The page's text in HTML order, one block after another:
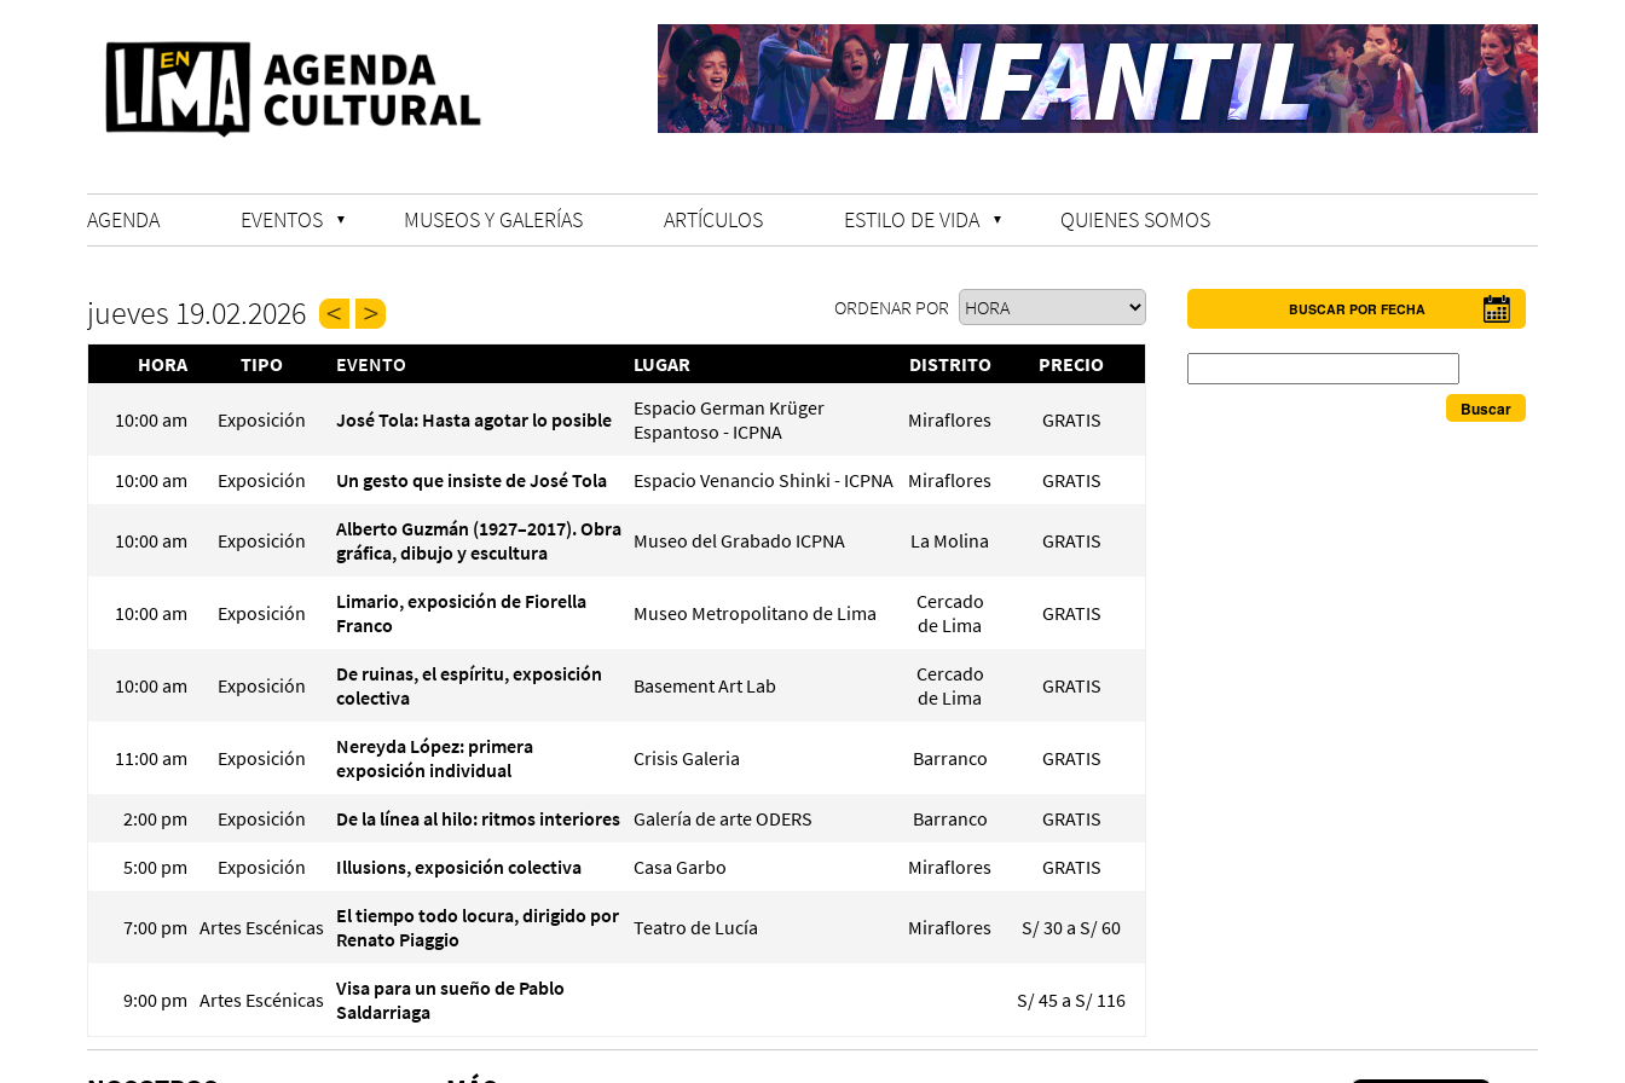
AGENDA EVENTOS MUSEOS Y GALERÍAS ARTÍCULOS ESTILO DE VIDA QUIENES SOMOS
jueves 19.02.2026 ORDENAR POR
HORA TIPO EVENTO LUGAR DISTRITO PRECIO
10:00 am Exposición José Tola: Hasta agotar lo posible
Espacio German Krüger
Espantoso - ICPNA
Miraflores GRATIS
10:00 am Exposición Un gesto que insiste de José Tola Espacio Venancio Shinki - ICPNA Miraflores GRATIS
10:00 am Exposición
Alberto Guzmán (1927–2017). Obra
gráfica, dibujo y escultura
Museo del Grabado ICPNA La Molina GRATIS
10:00 am Exposición
Limario, exposición de Fiorella
Franco
Museo Metropolitano de Lima
Cercado
de Lima
GRATIS
10:00 am Exposición
De ruinas, el espíritu, exposición
colectiva
Basement Art Lab
Cercado
de Lima
GRATIS
11:00 am Exposición
Nereyda López: primera
exposición individual
Crisis Galeria Barranco GRATIS
2:00 pm Exposición De la línea al hilo: ritmos interiores Galería de arte ODERS Barranco
GRATIS
5:00 pm
Exposición Illusions, exposición colectiva Casa Garbo Miraflores GRATIS
7:00 pm Artes Escénicas El tiempo todo locura, dirigido por
Renato Piaggio
Teatro de Lucía Miraflores S/ 30 a S/ 60
9:00 pm Artes Escénicas Visa para un sueño de Pablo
Saldarriaga
S/ 45 a S/ 116
BUSCAR POR FECHA